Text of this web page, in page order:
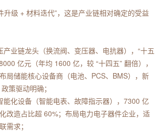
升级 + 材料迭代”，这是产业链相对确定的受益
产业链龙头（换流阀、变压器、电抗器），“十五
亿元（年均 1600 亿，较 “十四五” 翻倍），
局储能核心设备商（电池、PCS、BMS），新
策驱动明确；
能化设备（智能电表、故障指示器），7300 亿
改造占比超 60%；布局电力电子器件企业，适
需求；